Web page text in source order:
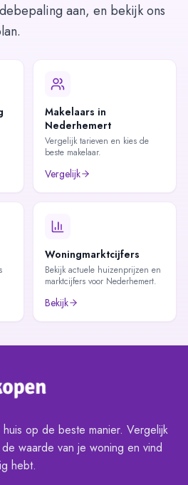
aan, en bekijk ons
Makelaars in
Nederhemert
Vergelijk tarieven en kies de
beste makelaar.
Vergelijk
Woningmarktcijfers
Bekijk actuele huizenprijzen en
marktcijfers voor Nederhemert.
Bekijk
op de beste manier. Vergelijk
waarde van je woning en vind
hebt.